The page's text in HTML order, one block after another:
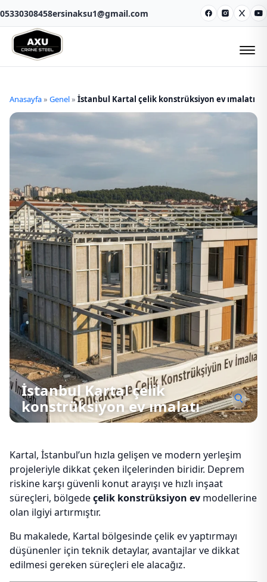
05330308458ersinaksu1@gmail.com Facebook
Instagram
X
Anasayfa» Genel» İstanbul Kartal çelik konstrüksiyon ev ımalatı
İstanbul Kartal çelik
konstrüksiyon ev ımalatı
Kartal, İstanbul’un hızla gelişen ve modern yerleşim
projeleriyle dikkat çeken ilçelerinden biridir. Deprem
riskine karşı güvenli konut arayışı ve hızlı inşaat
süreçleri, bölgedeçelik konstrüksiyon ev modellerine
olan ilgiyi artırmıştır.
Bu makalede, Kartal bölgesinde çelik ev yaptırmayı
düşünenler için teknik detaylar, avantajlar ve dikkat
edilmesi gereken süreçleri ele alacağız.